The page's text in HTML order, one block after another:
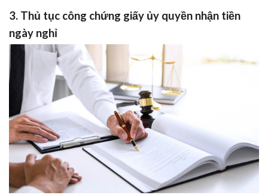
3. Thủ tục công chứng giấy ủy quyền nhận tiền
ngày nghỉ